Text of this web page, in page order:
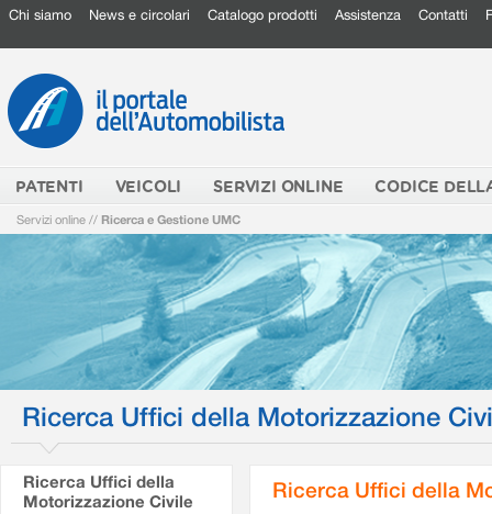
Chi siamo News e circolari Catalogo prodotti Assistenza Contatti
PATENTI VEICOLI SERVIZI ONLINE CODICE
Servizi online // Ricerca e Gestione UMC
Ricerca Uffici della Motorizzazione
Ricerca Uffici della
Motorizzazione Civile
Ricerca Uffici della